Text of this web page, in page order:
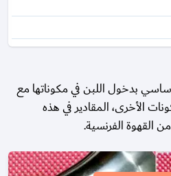
بدخول اللبن في مكوناتها مع
الأخرى، المقادير في هذه
القهوة الفرنسية.